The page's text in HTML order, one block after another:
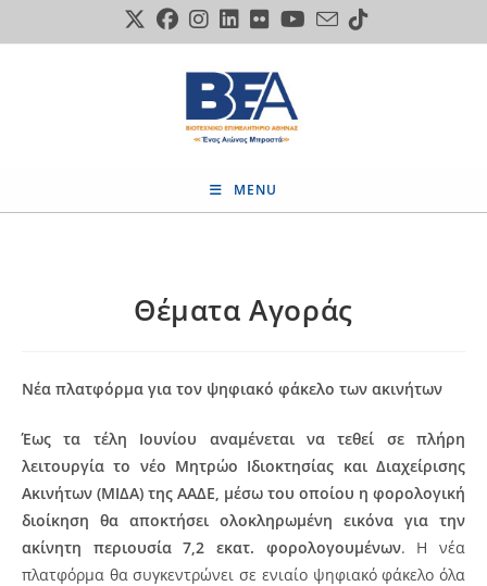
to
MENU
Θέματα Αγοράς
Νέα πλατφόρμα για τον ψηφιακό φάκελο των ακινήτων
Έως τα τέλη Ιουνίου αναμένεται να τεθεί σε πλήρη
λειτουργία το νέο Μητρώο Ιδιοκτησίας και Διαχείρισης
Ακινήτων (ΜΙΔΑ) της ΑΑΔΕ, μέσω του οποίου η φορολογική
διοίκηση θα αποκτήσει ολοκληρωμένη εικόνα για την
ακίνητη περιουσία 7,2 εκατ. φορολογουμένων. Η νέα
πλατφόρμα θα συγκεντρώνει σε ενιαίο ψηφιακό φάκελο όλα